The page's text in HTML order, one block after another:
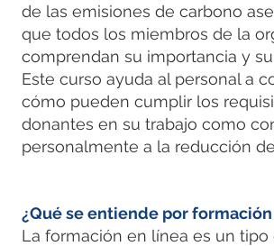
de las emisiones de carbono
que todos los miembros de la
comprendan su importancia y
Este curso ayuda al personal a
cómo pueden cumplir los
donantes en su trabajo como
personalmente a la reducción
¿Qué se entiende por
La formación en línea es un tipo